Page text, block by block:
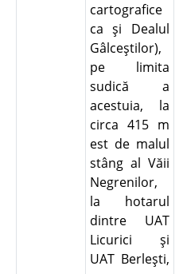
cartografice
ca şi Dealul
Gâlceştilor),
pe limita
sudică a
acestuia, la
circa 415 m
est de malul
stâng al Văii
Negrenilor,
la hotarul
dintre UAT
Licurici şi
UAT Berleşti,